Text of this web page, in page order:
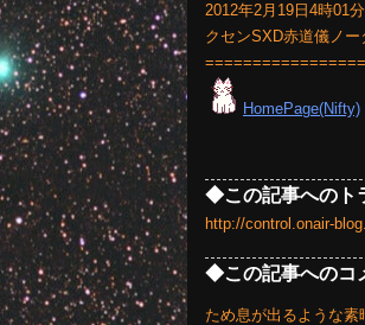
2012年2月19日4時01
クセンSXD赤道儀ノ
HomePage(Nifty)
◆この記事へのト
http://control.onair-
◆この記事へのコ
ため息が出るような